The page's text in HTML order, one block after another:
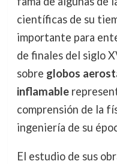
científicas de su
importante para
de finales del siglo
sobre globos
inflamable
comprensión de la
ingeniería de su
El estudio de sus